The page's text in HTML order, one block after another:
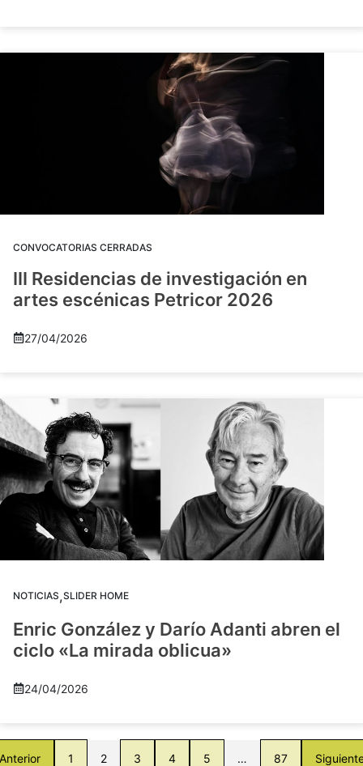
CONVOCATORIAS CERRADAS
III Residencias de investigación en
artes escénicas Petricor 2026
27/04/2026
NOTICIAS,SLIDER HOME
Enric González y Darío Adanti abren el
ciclo «La mirada oblicua»
24/04/2026
1 2 3 4 5 … 87